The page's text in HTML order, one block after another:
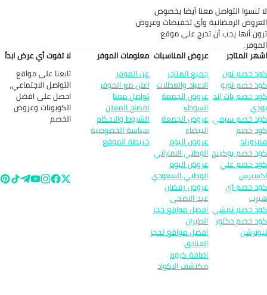
تنسوا التواصل معنا أيضا بخصوص
الرمضانية وأي تخفيضات وعروض
أنها يجب أن تدرج على موقع
المتاجر
خصم نون
خصم تويو
خصم باث اند
خصم سيفي
خصم
خصم بوكينج
خصم علي
خصم اي
خصم نمشي
خصم دكتور
عروض المناسبات
جميع المتاجر
الاعياد والعطلات
عروض الجمعة
السوداء
عروض الجمعة
البيضاء
عروض اليوم
الوطني الاماراتي
عروض اليوم
الوطني السعودي
عروض رمضان
عيد الاضحى
افضل مواقع حجز
الطيران
افضل مواقع لحجز
الفنادق
اضافة كروم
مكتشف الاكواد
معلومات الموفر
عن الموفر
اعلن مع الموفر
تواصل معنا
افصاح المعلن
الشروط والاحكام
سياسة الخصوصية
خريطة الموقع
لا تفوت أي عرض ابداً
تابعنا على مواقع
التواصل الاجتماعي,
احصل على افضل
الكوبونات وعروض
الخصم